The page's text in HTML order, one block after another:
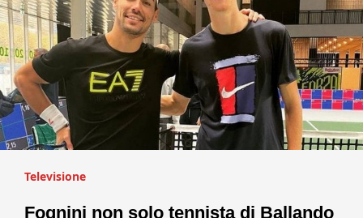
Televisione
Fognini non solo tennista di Ballando